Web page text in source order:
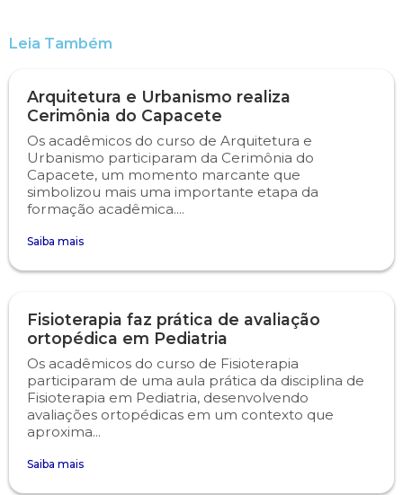
Leia Também
Arquitetura e Urbanismo realiza
Cerimônia do Capacete
Os acadêmicos do curso de Arquitetura e
Urbanismo participaram da Cerimônia do
Capacete, um momento marcante que
simbolizou mais uma importante etapa da
formação acadêmica....
Saiba mais
Fisioterapia faz prática de avaliação
ortopédica em Pediatria
Os acadêmicos do curso de Fisioterapia
participaram de uma aula prática da disciplina de
Fisioterapia em Pediatria, desenvolvendo
avaliações ortopédicas em um contexto que
aproxima...
Saiba mais
Fisioterapia
Medicina
Medicina Veterinária
Nutrição
Psicologia
Publicidade e Propaganda
Manual de Trabalhos Acadêmicos
Minha Biblioteca
Núcleo de Apoio Psicopedagógico
Ouvidoria
Segunda Chamada
Seguro Escolar
Sapien
Simulado Preparatório
Logos Campo Real
NAPP e NAPC
Portal do Egresso
Portal do RH
Publicações Científicas
Revistas Campo Real
WhatsApp Campo Real